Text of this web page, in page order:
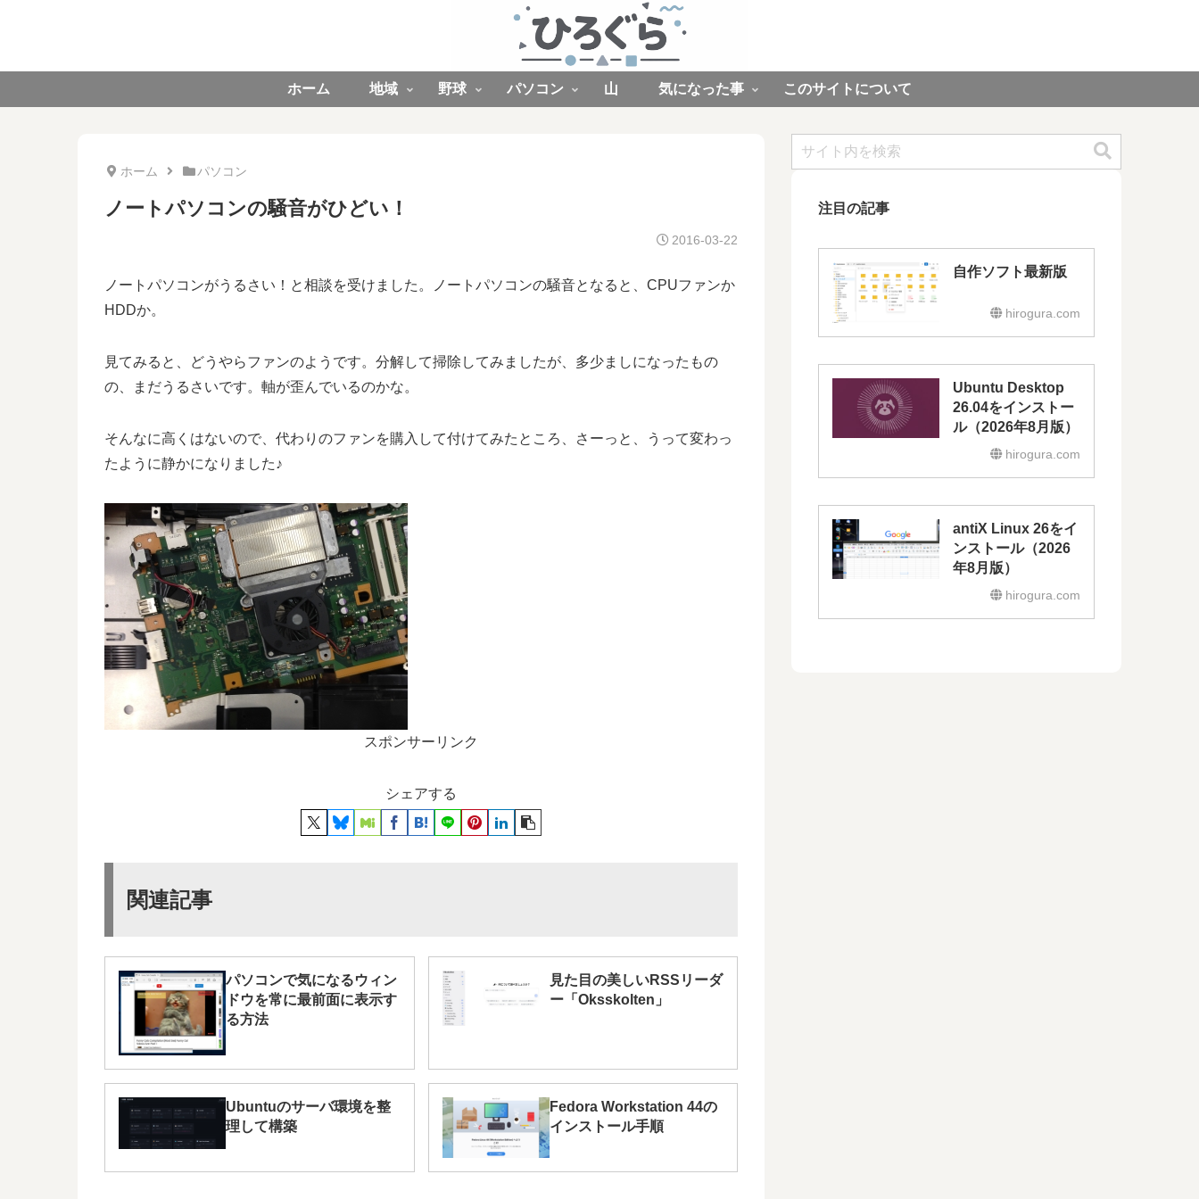
ホーム 地域 野球 パソコン 山 気になった事 このサイトについて
ホーム パソコン
ノートパソコンの騒音がひどい！
2016-03-22
ノートパソコンがうるさい！と相談を受けました。ノートパソコンの騒音となると、CPUファンか
HDDか。
見てみると、どうやらファンのようです。分解して掃除してみましたが、多少ましになったもの
の、まだうるさいです。軸が歪んでいるのかな。
そんなに高くはないので、代わりのファンを購入して付けてみたところ、さーっと、うって変わっ
たように静かになりました♪
スポンサーリンク
シェアする
関連記事
パソコンで気になるウィン
ドウを常に最前面に表示す
る方法
見た目の美しいRSSリーダ
ー「Oksskolten」
Ubuntuのサーバ環境を整
理して構築
Fedora Workstation 44の
インストール手順
注目の記事
自作ソフト最新版
hirogura.com
Ubuntu Desktop
26.04をインストー
ル（2026年8月版）
hirogura.com
antiX Linux 26をイ
ンストール（2026
年8月版）
hirogura.com